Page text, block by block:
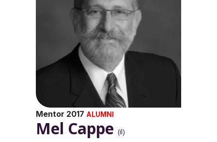
Mentor 2017 ALUMNI
Mel Cappe (il)